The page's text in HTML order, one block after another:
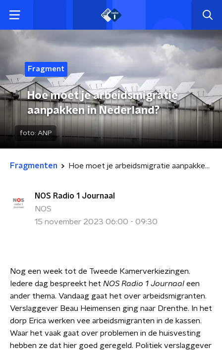
Fragment
Hoe moet je arbeidsmigratie
aanpakken in Nederland?
foto: ANP
Fragmenten Hoe moet je arbeidsmigratie aanpakken in Nederland?
NOS Radio 1 Journaal
NOS
15 november 2023 06:00 - 09:30
Nog een week tot de Tweede Kamerverkiezingen.
Iedere dag bespreekt het NOS Radio 1 Journaal een
ander thema. Vandaag gaat het over arbeidsmigranten.
Verslaggever Beau Heimensen ging naar Drenthe. In het
dorp Erica werken vee arbeidsmigranten in de kassen.
Waar het vaak gaat over problemen in de huisvesting
hebben ze dat hier goed geregeld. Politiek verslaggever